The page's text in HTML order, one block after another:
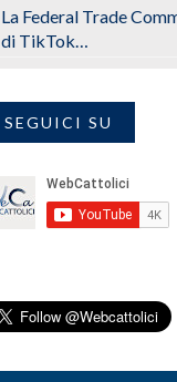
La Federal Trade
di TikTok…
SEGUICI SU